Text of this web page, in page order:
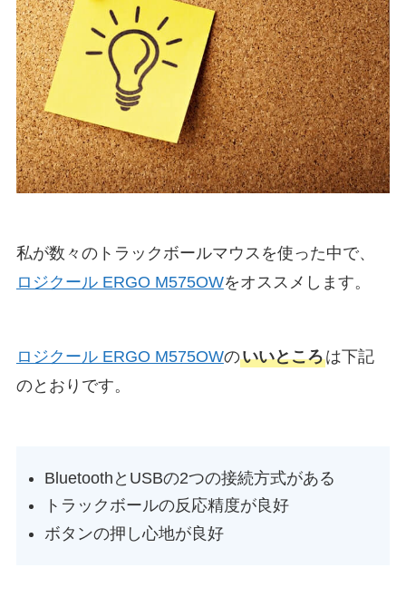
私が数々のトラックボールマウスを使った中で、
ロジクール ERGO M575OWをオススメします。
ロジクール ERGO M575OWのいいところは下記
のとおりです。
BluetoothとUSBの2つの接続方式がある
トラックボールの反応精度が良好
ボタンの押し心地が良好